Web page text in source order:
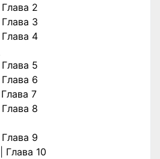
Глава 2
Глава 3
Глава 4
Глава 5
Глава 6
Глава 7
Глава 8
Глава 9
Глава 10